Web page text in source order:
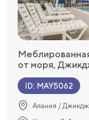
от моря,
ID: MAY5062
Алания /